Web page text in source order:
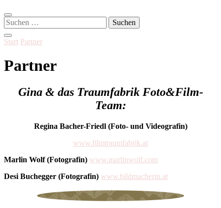
Suchen
nach:
Start Partner
Partner
Gina & das Traumfabrik Foto&Film-
Team:
Regina Bacher-Friedl (Foto- und Videografin)
www.filmtraumfabrik.at
Marlin Wolf (Fotografin) www.marlinwolf.com
Desi Buchegger (Fotografin) www.bildmacherin.at